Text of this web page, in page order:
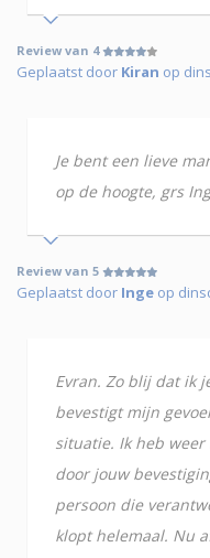
Review van 4
Geplaatst door Kiran op
Je bent een lieve
op de hoogte, grs
Review van 5
Geplaatst door Inge op
Evran. Zo blij dat ik
bevestigt mijn
situatie. Ik heb
door jouw
persoon die
klopt helemaal. Nu